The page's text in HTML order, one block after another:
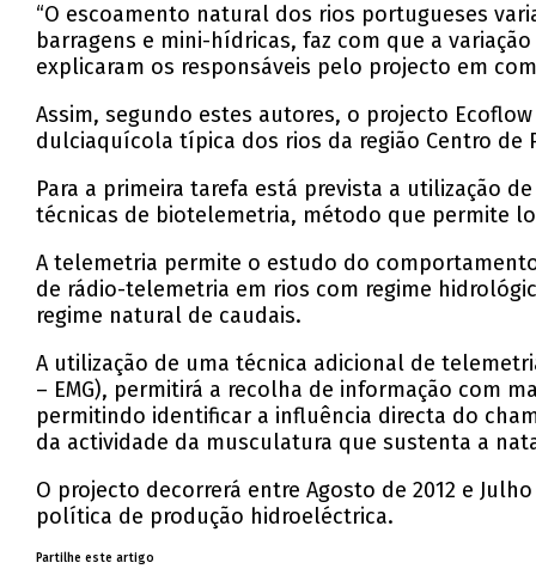
“O escoamento natural dos rios portugueses
barragens e mini-hídricas, faz com que a
explicaram os responsáveis pelo projecto em
Assim, segundo estes autores, o projecto
dulciaquícola típica dos rios da região Centro de
Para a primeira tarefa está prevista a utilização
técnicas de biotelemetria, método que permite
A telemetria permite o estudo do
de rádio-telemetria em rios com regime
regime natural de caudais.
A utilização de uma técnica adicional de
– EMG), permitirá a recolha de informação com
permitindo identificar a influência directa do
da actividade da musculatura que sustenta a
O projecto decorrerá entre Agosto de 2012 e
política de produção hidroeléctrica.
Partilhe este artigo